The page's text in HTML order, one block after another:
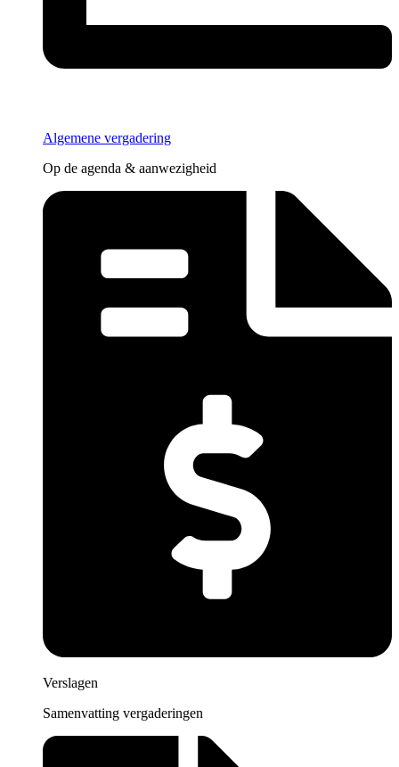
Algemene vergadering
Op de agenda & aanwezigheid
Verslagen
Samenvatting vergaderingen